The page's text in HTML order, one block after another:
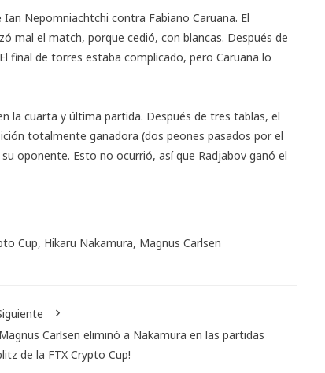
Nepomniachtchi contra Fabiano Caruana. El
mal el match, porque cedió, con blancas. Después de
final de torres estaba complicado, pero Caruana lo
la cuarta y última partida. Después de tres tablas, el
totalmente ganadora (dos peones pasados por el
oponente. Esto no ocurrió, así que Radjabov ganó el
Cup, Hikaru Nakamura, Magnus Carlsen
Carlsen eliminó a Nakamura en las partidas
de la FTX Crypto Cup!